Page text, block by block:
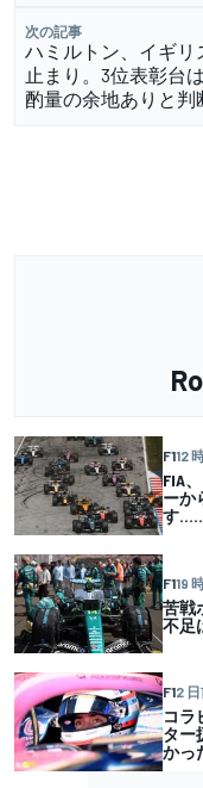
次の記事
ハミルトン、イギリ
止まり。3位表彰台
酌量の余地ありと判
F112
FIA
ーか
す……
F119
苦戦
不足
F12
コラ
ター
かっ